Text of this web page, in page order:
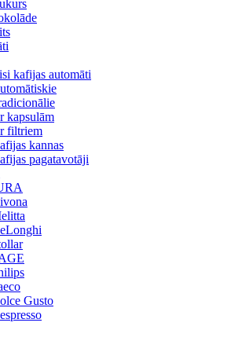
kafijas automāti
kapsulām
filtriem
kannas
pagatavotāji
Gusto